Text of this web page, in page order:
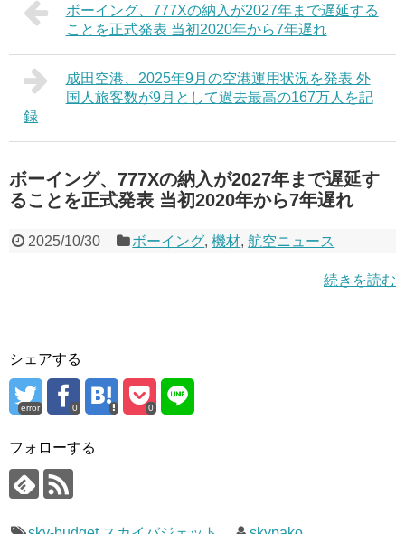
ボーイング、777Xの納入が2027年まで遅延する
ことを正式発表 当初2020年から7年遅れ
成田空港、2025年9月の空港運用状況を発表 外
国人旅客数が9月として過去最高の167万人を記
録
ボーイング、777Xの納入が2027年まで遅延す
ることを正式発表 当初2020年から7年遅れ
2025/10/30 ボーイング,機材,航空ニュース
続きを読む
シェアする
error 0 0
フォローする